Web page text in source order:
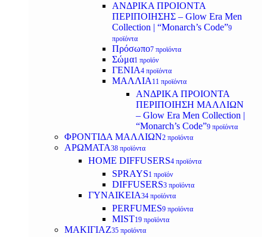
ΑΝΔΡΙΚΑ ΠΡΟΙΟΝΤΑ
ΠΕΡΙΠΟΙΗΣΗΣ – Glow Era Men
Collection | “Monarch’s Code”9
προϊόντα
Πρόσωπο7 προϊόντα
Σώμα1 προϊόν
ΓΕΝΙΑ4 προϊόντα
ΜΑΛΛΙΑ 11 προϊόντα
ΑΝΔΡΙΚΑ ΠΡΟΙΟΝΤΑ
ΠΕΡΙΠΟΙΗΣΗ ΜΑΛΛΙΩΝ
– Glow Era Men Collection |
“Monarch’s Code”9 προϊόντα
ΦΡΟΝΤΙΔΑ ΜΑΛΛΙΩΝ2 προϊόντα
ΑΡΩΜΑΤΑ38 προϊόντα
HOME DIFFUSERS4 προϊόντα
SPRAYS1 προϊόν
DIFFUSERS3 προϊόντα
ΓΥΝΑΙΚΕΙΑ34 προϊόντα
PERFUMES9 προϊόντα
MIST19 προϊόντα
ΜΑΚΙΓΙΑΖ35 προϊόντα